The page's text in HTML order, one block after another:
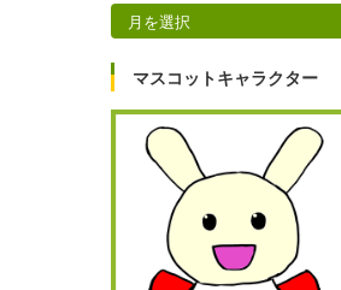
アーカイブ
マスコットキャラクター